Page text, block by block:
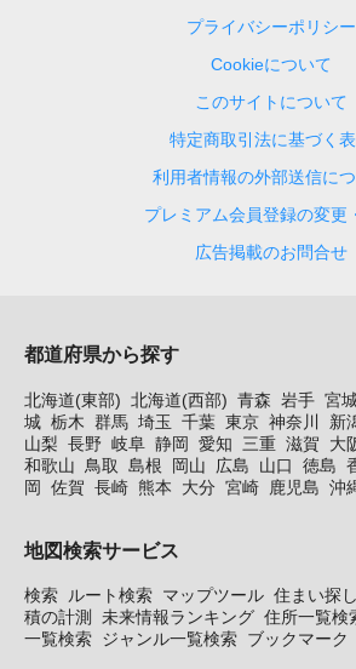
プライバシーポリシー
Cookieについて
このサイトについて
特定商取引法に基づく
利用者情報の外部送信に
プレミアム会員登録の変更
広告掲載のお問合せ
都道府県から探す
北海道(東部) 北海道(西部) 青森 岩手 宮
城 栃木 群馬 埼玉 千葉 東京 神奈川 新
山梨 長野 岐阜 静岡 愛知 三重 滋賀 大
和歌山
鳥取 島根 岡山 広島 山口 徳島
岡 佐賀 長崎 熊本 大分 宮崎 鹿児島 沖
地図検索サービス
検索 ルート検索 マップツール 住まい探
積の計測
未来情報ランキング 住所一覧検
一覧検索 ジャンル一覧検索 ブックマーク